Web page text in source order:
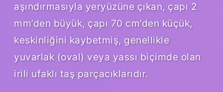
aşındırmasıyla yeryüzüne çıkan, çapı 2
mm’den büyük, çapı 70 cm’den küçük,
keskinliğini kaybetmiş, genellikle
yuvarlak (oval) veya yassı biçimde olan
irili ufaklı taş parçacıklarıdır.